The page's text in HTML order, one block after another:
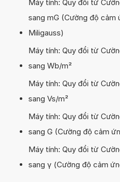
Máy tính: Quy đổi từ
sang mG (Cường độ cảm
Miligauss)
Máy tính: Quy đổi từ
sang Wb/m²
Máy tính: Quy đổi từ
sang Vs/m²
Máy tính: Quy đổi từ
sang G (Cường độ cảm
Máy tính: Quy đổi từ
sang γ (Cường độ cảm